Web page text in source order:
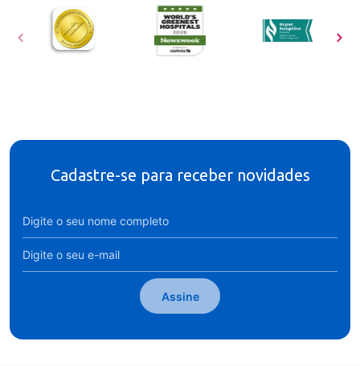
Cadastre-se para receber novidades
Assine